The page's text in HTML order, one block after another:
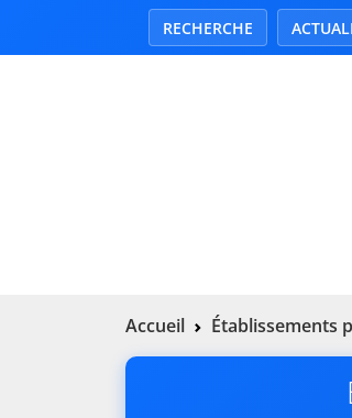
RECHERCHE
Accueil Établissements